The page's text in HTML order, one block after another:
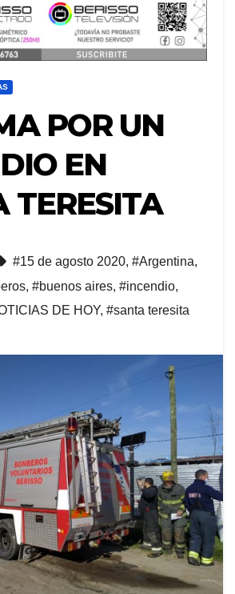
POR UN
EN
TERESITA
#15 de agosto 2020, #Argentina,
, #buenos aires, #incendio,
DE HOY, #santa teresita